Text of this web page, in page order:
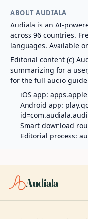
ABOUT AUDIALA
Audiala is an AI-
across 96 countries.
languages. Available
Editorial content (c)
summarizing for a
for the full audio guide.
iOS app:
Android app:
Smart download
Editorial process:
Audiala